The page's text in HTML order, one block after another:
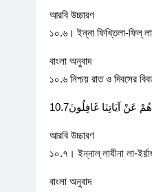
আরবি উচ্চারণ
১০.৬। ইন্না ফিখ্তিলা-ফিল্
বাংলা অনুবাদ
১০.৬ নিশ্চয় রাত ও দিবসের
آيَاتِنَا غَافِلُونَ10.7
আরবি উচ্চারণ
১০.৭। ইন্নাল্ লাযীনা লা-
বাংলা অনুবাদ